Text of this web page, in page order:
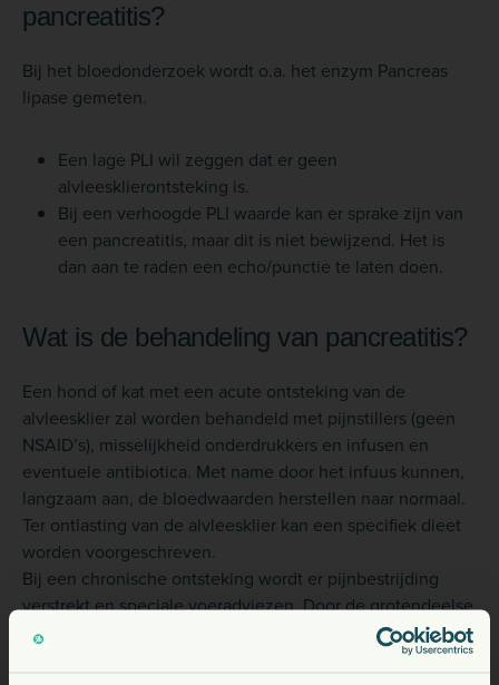
pancreatitis?
Bij het bloedonderzoek wordt o.a. het enzym Pancreas
lipase gemeten.
Een lage PLI wil zeggen dat er geen
alvleesklierontsteking is.
Bij een verhoogde PLI waarde kan er sprake zijn van
een pancreatitis, maar dit is niet bewijzend. Het is
dan aan te raden een echo/punctie te laten doen.
Wat is de behandeling van pancreatitis?
Een hond of kat met een acute ontsteking van de
alvleesklier zal worden behandeld met pijnstillers (geen
NSAID’s), misselijkheid onderdrukkers en infusen en
eventuele antibiotica. Met name door het infuus kunnen,
langzaam aan, de bloedwaarden herstellen naar normaal.
Ter ontlasting van de alvleesklier kan een specifiek dieet
worden voorgeschreven.
Bij een chronische ontsteking wordt er pijnbestrijding
verstrekt en speciale voeradviezen. Door de grotendeelse
uitval van de alvleesklier kan het verstandig zijn
om ontbrekende verteringsenzymen als supplement te